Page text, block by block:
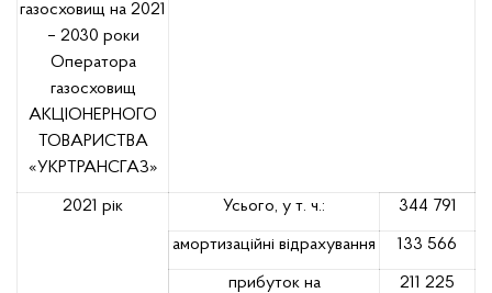
газосховищ на 2021
– 2030 роки
Оператора
газосховищ
АКЦІОНЕРНОГО
ТОВАРИСТВА
«УКРТРАНСГАЗ»
2021 рік Усього, у т. ч.: 344 791
амортизаційні відрахування 133 566
прибуток на
211 225